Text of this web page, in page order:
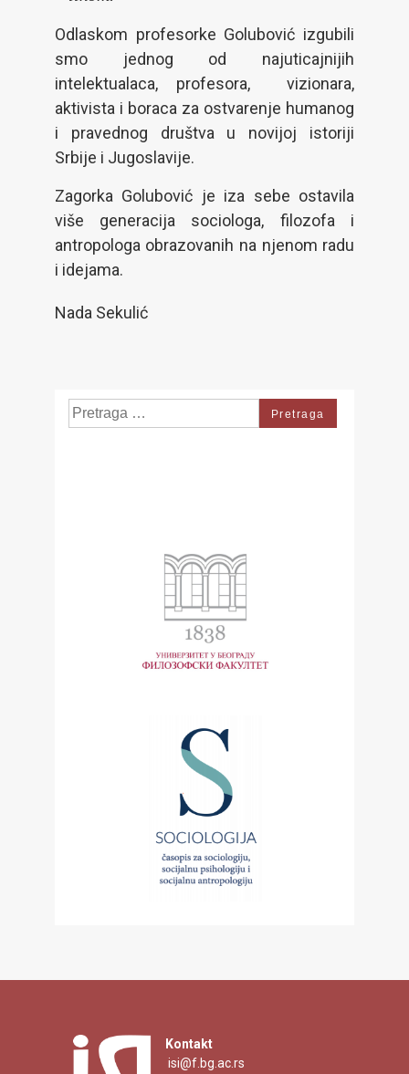
Odlaskom profesorke Golubović izgubili
smo jednog od najuticajnijih
intelektualaca, profesora, vizionara,
aktivista i boraca za ostvarenje humanog
i pravednog društva u novijoj istoriji
Srbije i Jugoslavije.
Zagorka Golubović je iza sebe ostavila
više generacija sociologa, filozofa i
antropologa obrazovanih na njenom radu
i idejama.
Nada Sekulić
Search
for:
Kontakt
isi@f.bg.ac.rs